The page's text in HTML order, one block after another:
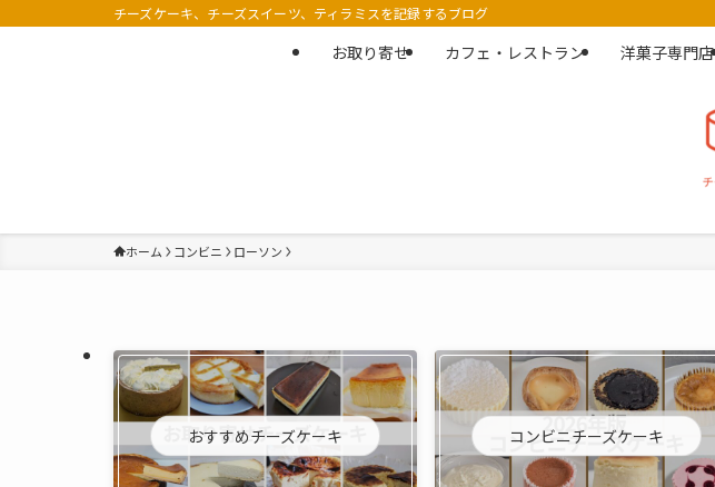
チーズケーキ、チーズスイーツ、ティラミスを記録するブログ
お取り寄せ カフェ・レストラン 洋菓子専門店
ホーム コンビニ ローソン
おすすめチーズケーキ コンビニチーズケーキ